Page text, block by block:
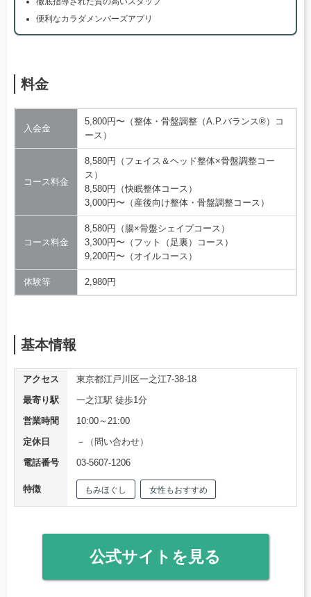
便利なカラダメンバーズアプリ
料金
入会金
5,800円〜（整体・骨盤調整（A.P.バランス®）コ
ース）
コース料金
8,580円（フェイス＆ヘッド整体×骨盤調整コー
ス）
8,580円（快眠整体コース）
3,000円〜（産後向け整体・骨盤調整コース）
コース料金
8,580円（腸×骨盤シェイプコース）
3,300円〜（フット（足裏）コース）
9,200円〜（オイルコース）
体験等 2,980円
基本情報
アクセス
東京都江戸川区一之江7-38-18
最寄り駅
一之江駅 徒歩1分
営業時間
10:00～21:00
定休日
－（問い合わせ）
電話番号
03-5607-1206
特徴 もみほぐし 女性もおすすめ
公式サイトを見る